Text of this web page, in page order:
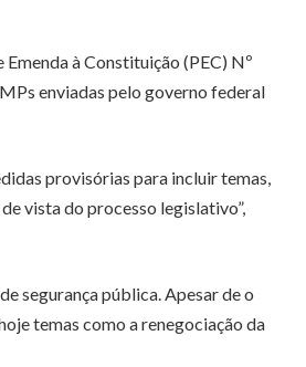
à Constituição (PEC) Nº
enviadas pelo governo federal
provisórias para incluir temas,
vista do processo legislativo”,
segurança pública. Apesar de o
temas como a renegociação da